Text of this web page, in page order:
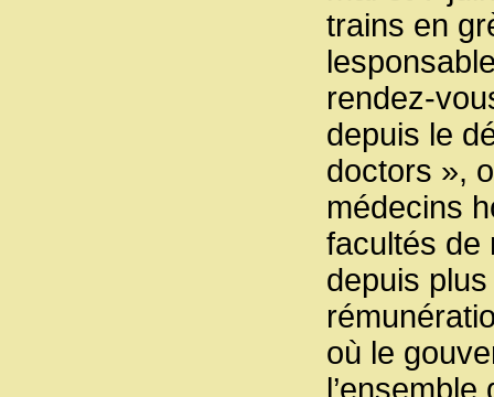
trains en
rendez-
depuis le
doctors »,
médecins
facultés de
depuis
où le